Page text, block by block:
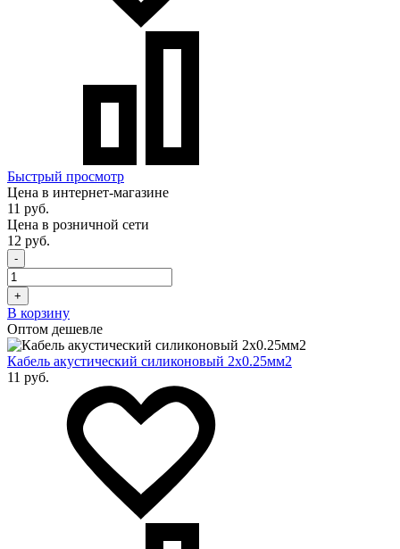
Быстрый просмотр
Цена в интернет-магазине
11 руб.
Цена в розничной сети
12 руб.
-
+
В корзину
Оптом дешевле
Кабель акустический силиконовый 2х0.25мм2
11 руб.